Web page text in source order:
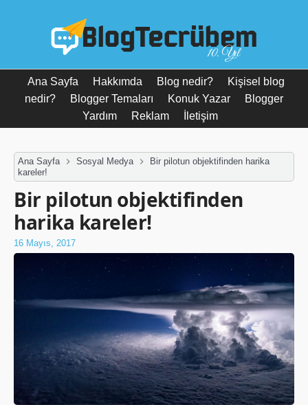
10. Yıl
Ana Sayfa Hakkımda Blog nedir?
Kişisel blog
nedir?
Blogger Temaları Konuk Yazar
Blogger
Yardım
Reklam İletişim
Ana Sayfa Sosyal Medya
Bir pilotun objektifinden harika
kareler!
Bir pilotun objektifinden
harika kareler!
16 Mayıs, 2017